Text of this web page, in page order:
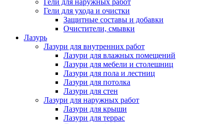
Гели для наружных работ
Гели для ухода и очистки
Защитные составы и добавки
Очистители, смывки
Лазурь
Лазури для внутренних работ
Лазури для влажных помещений
Лазури для мебели и столешниц
Лазури для пола и лестниц
Лазури для потолка
Лазури для стен
Лазури для наружных работ
Лазури для крыши
Лазури для террас